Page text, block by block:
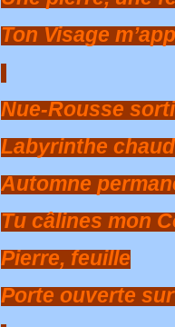
Ton Visage
Nue-Rousse
Labyrinthe chaud
Automne
Tu câlines mon
Pierre, feuille
Porte ouverte